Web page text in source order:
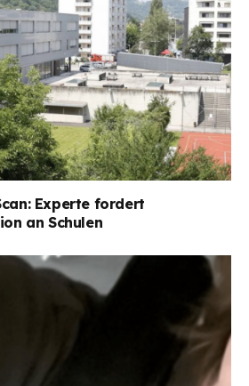
Experte fordert
an Schulen